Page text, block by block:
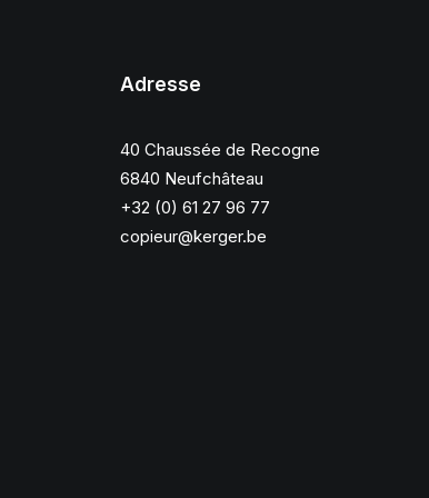
Adresse
40 Chaussée de Recogne
6840 Neufchâteau
+32 (0) 61 27 96 77
copieur@kerger.be